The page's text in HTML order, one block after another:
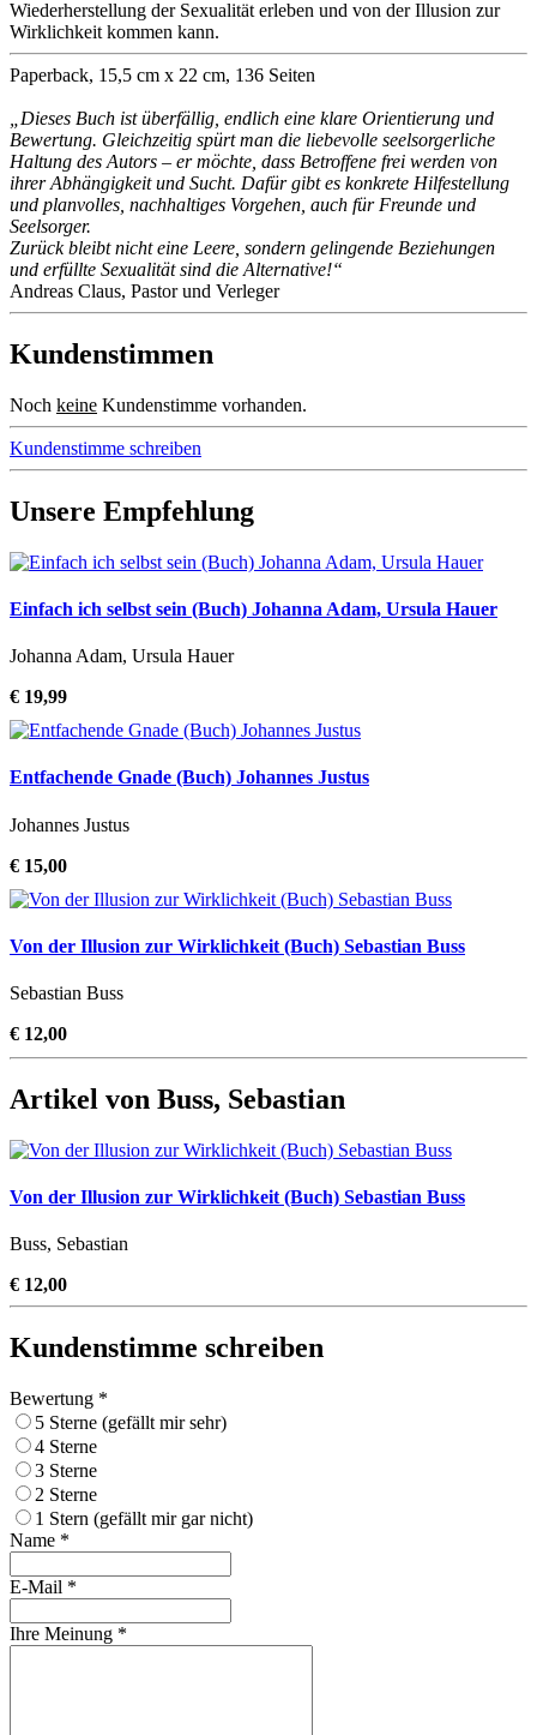
Wiederherstellung der Sexualität erleben und von der Illusion zur
Wirklichkeit kommen kann.
Paperback, 15,5 cm x 22 cm, 136 Seiten
„Dieses Buch ist überfällig, endlich eine klare Orientierung und
Bewertung. Gleichzeitig spürt man die liebevolle seelsorgerliche
Haltung des Autors – er möchte, dass Betroffene frei werden von
ihrer Abhängigkeit und Sucht. Dafür gibt es konkrete Hilfestellung
und planvolles, nachhaltiges Vorgehen, auch für Freunde und
Seelsorger.
Zurück bleibt nicht eine Leere, sondern gelingende Beziehungen
und erfüllte Sexualität sind die Alternative!“
Andreas Claus, Pastor und Verleger
Kundenstimmen
Noch keine Kundenstimme vorhanden.
Kundenstimme schreiben
Unsere Empfehlung
Einfach ich selbst sein (Buch) Johanna Adam, Ursula Hauer
Johanna Adam, Ursula Hauer
€ 19,99
Entfachende Gnade (Buch) Johannes Justus
Johannes Justus
€ 15,00
Von der Illusion zur Wirklichkeit (Buch) Sebastian Buss
Sebastian Buss
€ 12,00
Artikel von Buss, Sebastian
Von der Illusion zur Wirklichkeit (Buch) Sebastian Buss
Buss, Sebastian
€ 12,00
Kundenstimme schreiben
Bewertung *
5 Sterne (gefällt mir sehr)
4 Sterne
3 Sterne
2 Sterne
1 Stern (gefällt mir gar nicht)
Name *
E-Mail *
Ihre Meinung *